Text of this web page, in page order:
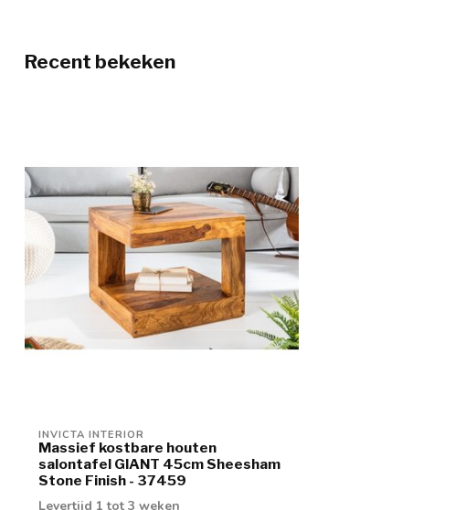
Recent bekeken
INVICTA INTERIOR
Massief kostbare houten
salontafel GIANT 45cm Sheesham
Stone Finish - 37459
Levertijd 1 tot 3 weken